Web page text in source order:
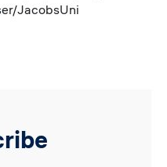
JacobsUni